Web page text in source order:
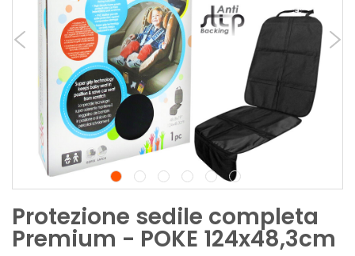
Protezione sedile completa
Premium - POKE 124x48,3cm